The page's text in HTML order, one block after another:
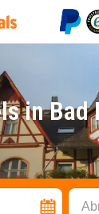
in